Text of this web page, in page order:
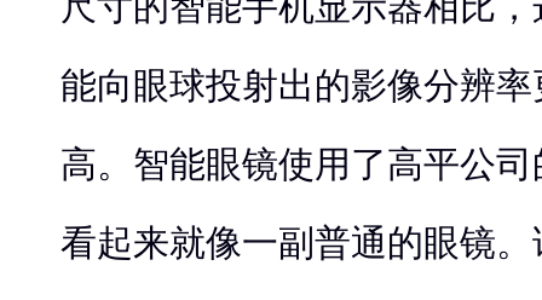
能向眼球投射出的影像分辨
高。智能眼镜使用了高平公
看起来就像一副普通的眼镜